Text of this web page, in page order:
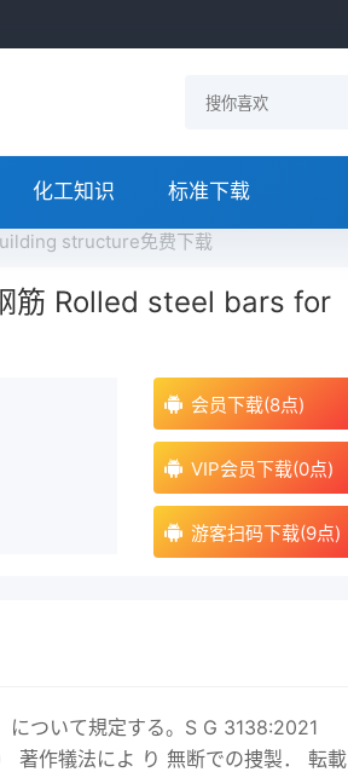
化工知识 标准下载
structure免费下载
筋 Rolled steel bars for
会员下载(8点)
VIP会员下载(0点)
游客扫码下载(9点)
について規定する。S G 3138:2021
著作犠法によ り 無断での捜製． 転載